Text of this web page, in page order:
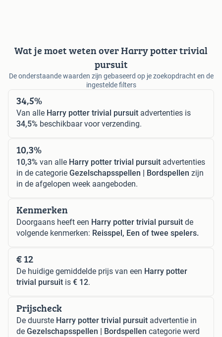
Wat je moet weten over Harry potter trivial
pursuit
De onderstaande waarden zijn gebaseerd op je zoekopdracht en de
ingestelde filters
34,5%
Van alle Harry potter trivial pursuit advertenties is
34,5% beschikbaar voor verzending.
10,3%
10,3% van alle Harry potter trivial pursuit advertenties
in de categorie Gezelschapsspellen | Bordspellen zijn
in de afgelopen week aangeboden.
Kenmerken
Doorgaans heeft een Harry potter trivial pursuit de
volgende kenmerken: Reisspel, Een of twee spelers.
€ 12
De huidige gemiddelde prijs van een Harry potter
trivial pursuit is € 12.
Prijscheck
De duurste Harry potter trivial pursuit advertentie in
de Gezelschapsspellen | Bordspellen categorie werd